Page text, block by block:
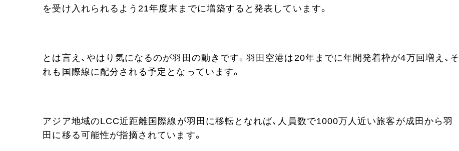
を受け入れられるよう21年度末までに増築すると発表しています。
とは言え、やはり気になるのが羽田の動きです。羽田空港は20年までに年間発着枠が4万回増え、そ
れも国際線に配分される予定となっています。
アジア地域のLCC近距離国際線が羽田に移転となれば、人員数で1000万人近い旅客が成田から羽
田に移る可能性が指摘されています。